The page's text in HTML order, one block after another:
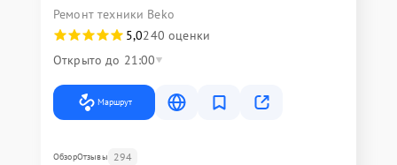
Ремонт техники Beko
5,0240 оценки
Открыто до 21:00
Маршрут
ОбзорОтзывы 294